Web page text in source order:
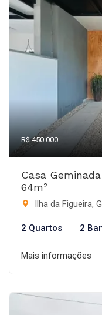
R$ 450.000
Casa
64m²
Ilha da Figueira,
2 Quartos 2
Mais informações